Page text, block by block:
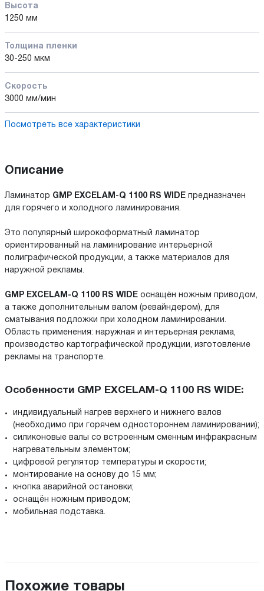
Высота
1250 мм
Толщина пленки
30-250 мкм
Скорость
3000 мм/мин
Посмотреть все характеристики
Описание
Ламинатор GMP EXCELAM-Q 1100 RS WIDE предназначен
для горячего и холодного ламинирования.
Это популярный широкоформатный ламинатор
ориентированный на ламинирование интерьерной
полиграфической продукции, а также материалов для
наружной рекламы.
GMP EXCELAM-Q 1100 RS WIDE оснащён ножным приводом,
а также дополнительным валом (ревайндером), для
сматывания подложки при холодном ламинировании.
Область применения: наружная и интерьерная реклама,
производство картографической продукции, изготовление
рекламы на транспорте.
Особенности GMP EXCELAM-Q 1100 RS WIDE:
индивидуальный нагрев верхнего и нижнего валов
(необходимо при горячем одностороннем ламинировании);
силиконовые валы со встроенным сменным инфракрасным
нагревательным элементом;
цифровой регулятор температуры и скорости;
монтирование на основу до 15 мм;
кнопка аварийной остановки;
оснащён ножным приводом;
мобильная подставка.
Похожие товары